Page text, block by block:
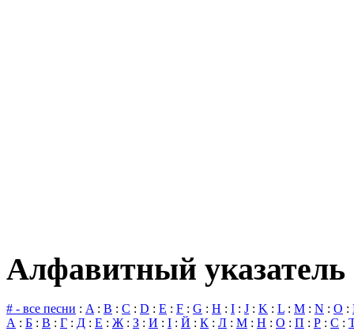
Алфавитный указатель
# - все песни : A: B : C : D : E : F : G : H : I : J : K : L : M : N : O :
А : Б : В : Г : Д : Е : Ж: З : И : І : Й : К : Л : М : Н : О : П : Р : С :